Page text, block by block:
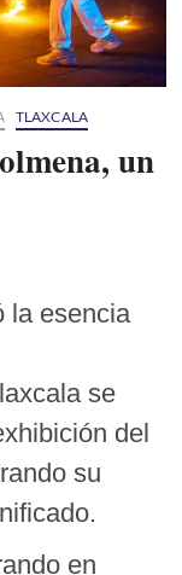
TLAXCALA
un
la esencia
se
del
su
en